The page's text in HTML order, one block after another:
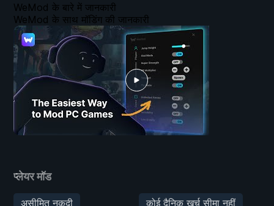
प्लेयर मॉड
असीमित नकदी
कोई दैनिक खर्च सीमा नहीं
WeMod के बारे में जानकारी
WeMod के साथ मॉडिंग की जानकारी